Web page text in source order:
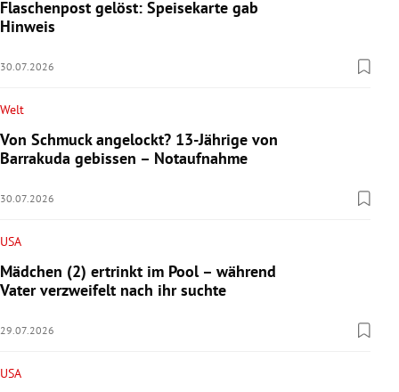
Flaschenpost gelöst: Speisekarte gab
Hinweis
30.07.2026
Welt
Von Schmuck angelockt? 13-Jährige von
Barrakuda gebissen – Notaufnahme
30.07.2026
USA
Mädchen (2) ertrinkt im Pool – während
Vater verzweifelt nach ihr suchte
29.07.2026
USA